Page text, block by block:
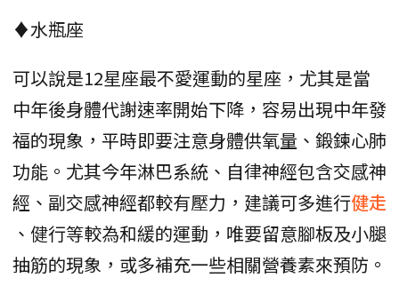
♦水瓶座
可以說是12星座最不愛運動的星座，尤其是當
中年後身體代謝速率開始下降，容易出現中年發
福的現象，平時即要注意身體供氧量、鍛鍊心肺
功能。尤其今年淋巴系統、自律神經包含交感神
經、副交感神經都較有壓力，建議可多進行健走
、健行等較為和緩的運動，唯要留意腳板及小腿
抽筋的現象，或多補充一些相關營養素來預防。